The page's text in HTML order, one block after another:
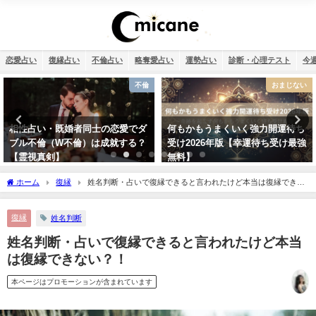
恋愛占い 復縁占い 不倫占い 略奪愛占い 運勢占い 診断・心理テスト 今
おまじない
何もかもうまくいく強力開運待ち
受け2026年版【幸運待ち受け最強
無料】
干支占い
干支占い2026年（令和8年）【十
二支＋60種類（60干支）の運勢・
性格・相性を無料紹介】
ホーム 復縁
姓名判断・占いで復縁できると言われたけど本当は復縁できな
い？！
復縁 姓名判断
姓名判断・占いで復縁できると言われたけど本当
は復縁できない？！
本ページはプロモーションが含まれています